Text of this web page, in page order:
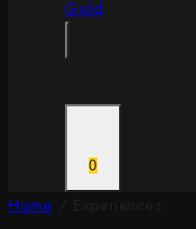
0
Home